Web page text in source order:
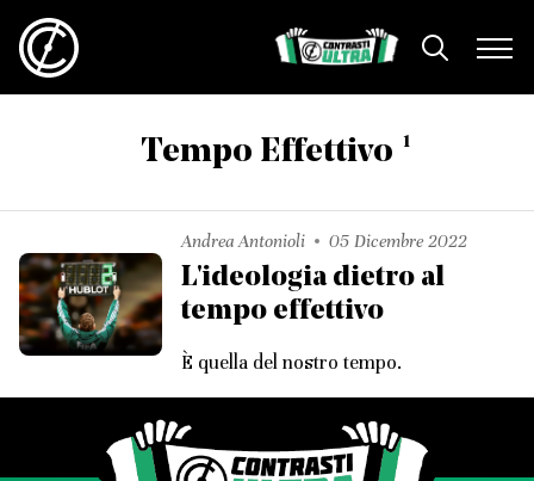
Tempo Effettivo 1
Andrea Antonioli 05 Dicembre 2022
L'ideologia dietro al
tempo effettivo
È quella del nostro tempo.